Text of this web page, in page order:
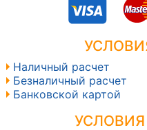
Наличный расчет
Безналичный расчет
Банковской картой